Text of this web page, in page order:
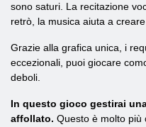
sono saturi. La recitazione
retrò, la musica aiuta a
Grazie alla grafica unica, i
eccezionali, puoi giocare
deboli.
In questo gioco gestirai
affollato. Questo è molto più